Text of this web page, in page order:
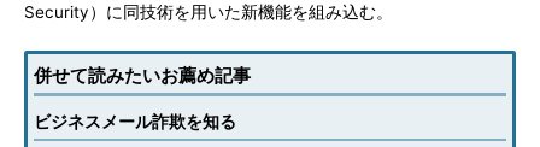
Security）に同技術を用いた新機能を組み込む。
併せて読みたいお薦め記事
ビジネスメール詐欺を知る